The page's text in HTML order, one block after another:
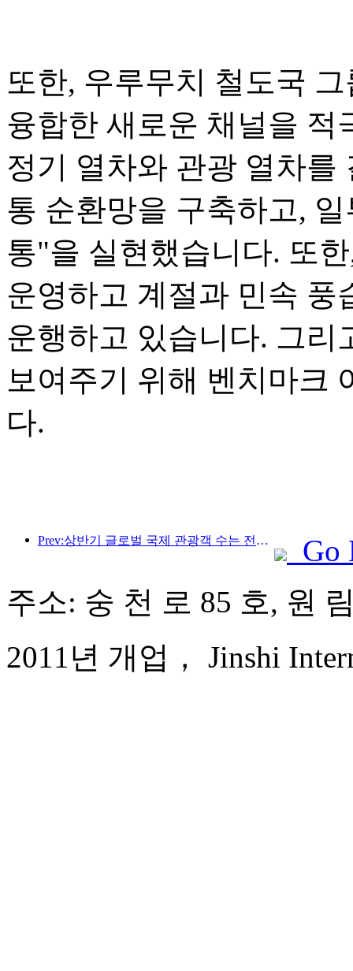
또한, 우루무치 철도국
융합한 새로운 채널을 적
정기 열차와 관광 열차를
통 순환망을 구축하고,
통"을 실현했습니다. 또
운영하고 계절과 민속 풍
운행하고 있습니다. 그리
보여주기 위해 벤치마크
다.
Prev:상반기 글로벌 국제 관광객 수는 전년 대비 5% 증가했습니다.
Go
주소: 숭 천 로 85 호, 원
2011년 개업， Jinshi